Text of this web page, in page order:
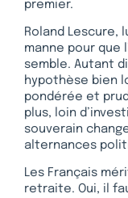
premier.
Roland Lescure,
manne pour que
semble. Autant
hypothèse bien
pondérée et
plus, loin
souverain
alternances
Les Français
retraite. Oui, il